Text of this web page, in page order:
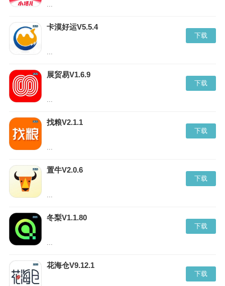
...
卡漠好运V5.5.4
...
下载
展贸易V1.6.9
...
下载
找粮V2.1.1
...
下载
置牛V2.0.6
...
下载
冬梨V1.1.80
...
下载
花海仓V9.12.1
下载